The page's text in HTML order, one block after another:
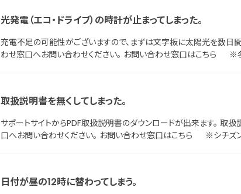
光発電（エコ・ドライブ）の時計が止まってしまった。
充電不足の可能性がございますので、まずは文字板に太陽光を数日
わせ窓口へお問い合わせください。 お問い合わせ窓口はこちら ※冬
取扱説明書を無くしてしまった。
サポートサイトからPDF取扱説明書のダウンロードが出来ます。
口へお問い合わせください。 お問い合わせ窓口はこちら ※シチズ
日付が昼の12時に替わってしまう。